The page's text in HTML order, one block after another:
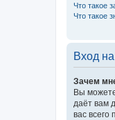
Что такое
Что такое
Вход
Зачем
Вы
даёт вам
вас всего